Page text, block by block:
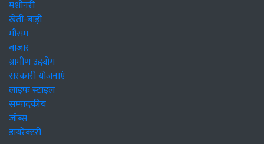
मशीनरी
खेती-बाड़ी
मौसम
बाजार
ग्रामीण उद्द्योग
सरकारी योजनाएं
लाइफ स्टाइल
सम्पादकीय
जॉब्स
डायरेक्टरी